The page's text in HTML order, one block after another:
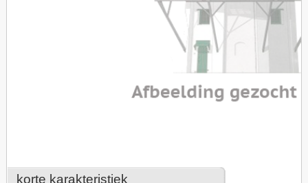
korte karakteristiek